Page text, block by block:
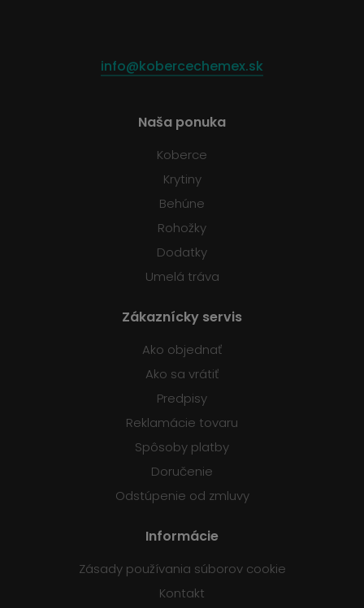
info@kobercechemex.sk
Naša ponuka
Koberce
Krytiny
Behúne
Rohožky
Dodatky
Umelá tráva
Zákaznícky servis
Ako objednať
Ako sa vrátiť
Predpisy
Reklamácie tovaru
Spôsoby platby
Doručenie
Odstúpenie od zmluvy
Informácie
Zásady používania súborov cookie
Kontakt